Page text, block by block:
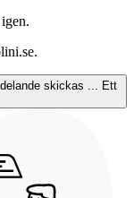
skickas ... Ett